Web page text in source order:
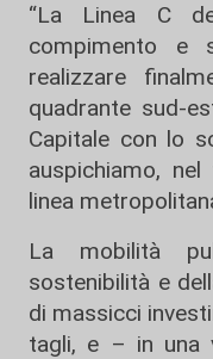
“La Linea C
compimento e
realizzare
quadrante sud-
Capitale con lo
auspichiamo,
linea
La mobilità
sostenibilità e
di massicci
tagli, e – in una